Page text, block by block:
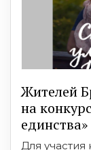
Жителей
на
единства»
Для участия